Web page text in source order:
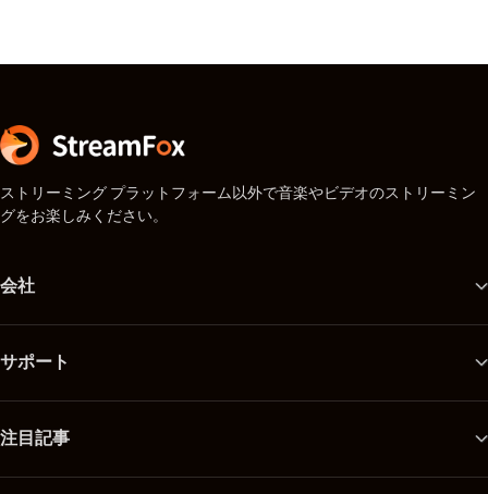
ストリーミング プラットフォーム以外で音楽やビデオのストリーミン
グをお楽しみください。
会社
サポート
注目記事